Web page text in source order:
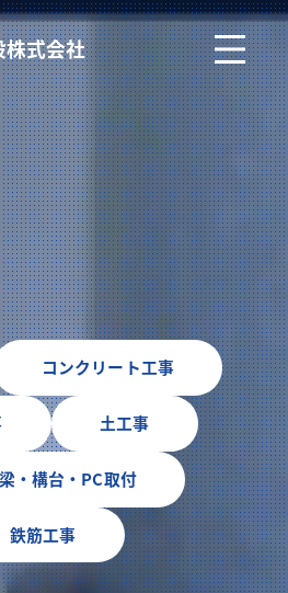
式会社
コンクリート工事
土工事
・構台・PC取付
鉄筋工事